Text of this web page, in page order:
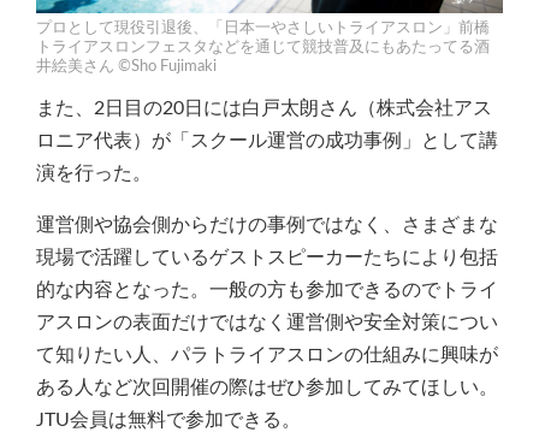
プロとして現役引退後、「日本一やさしいトライアスロン」前橋
トライアスロンフェスタなどを通じて競技普及にもあたってる酒
井絵美さん ©Sho Fujimaki
また、2日目の20日には白戸太朗さん（株式会社アス
ロニア代表）が「スクール運営の成功事例」として講
演を行った。
運営側や協会側からだけの事例ではなく、さまざまな
現場で活躍しているゲストスピーカーたちにより包括
的な内容となった。一般の方も参加できるのでトライ
アスロンの表面だけではなく運営側や安全対策につい
て知りたい人、パラトライアスロンの仕組みに興味が
ある人など次回開催の際はぜひ参加してみてほしい。
JTU会員は無料で参加できる。